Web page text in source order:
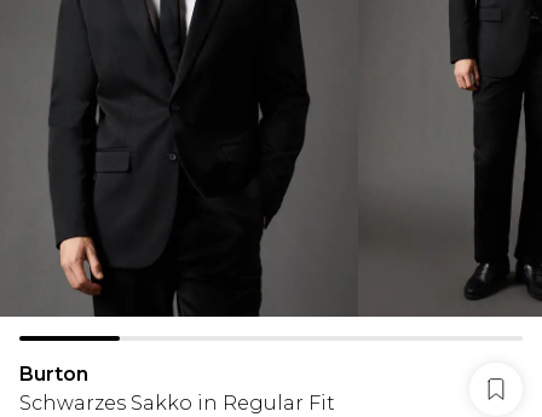
Burton
Schwarzes Sakko in Regular Fit